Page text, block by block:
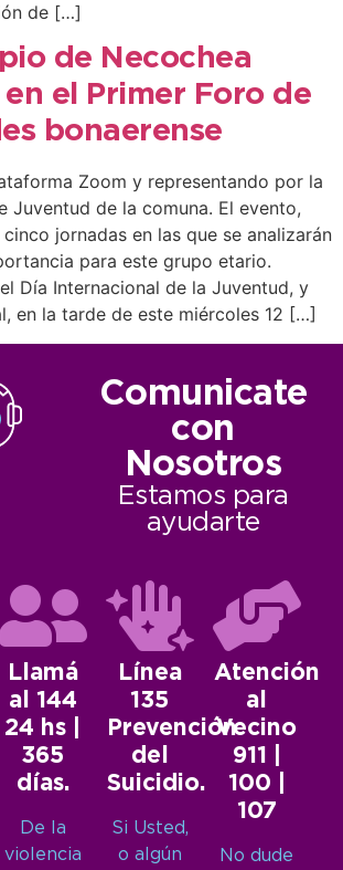
de […]
de Necochea
el Primer Foro de
bonaerense
Zoom y representando por la
Juventud de la comuna. El evento,
jornadas en las que se analizarán
para este grupo etario.
Día Internacional de la Juventud, y
en la tarde de este miércoles 12 […]
Comunicate
con
Nosotros
Estamos para
ayudarte
Llamá
al 144
24 hs |
365
días.
De la
violencia
Línea
135
Prevención
del
Suicidio.
Si Usted,
o algún
Atención
al
Vecino
911 |
100 |
107
No dude